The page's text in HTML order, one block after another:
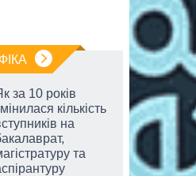
за 10 років
кількість
на
та